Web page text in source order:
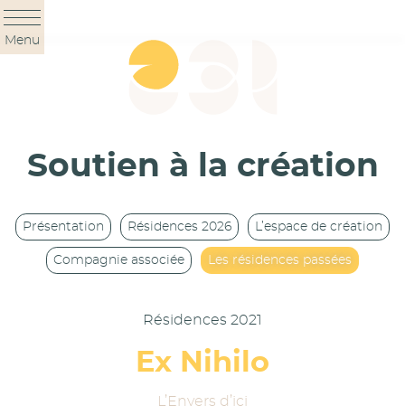
Panneau de gestion des cookies
Menu
Soutien à la création
Présentation Résidences 2026 L’espace de création
Compagnie associée Les résidences passées
Résidences 2021
Ex Nihilo
L’Envers d’ici